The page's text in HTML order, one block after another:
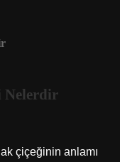
Nelerdir
çiçeğinin anlamı